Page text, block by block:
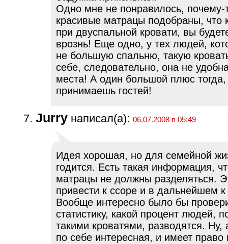
Одно мне не понравилось, почему-
красивые матрацы подобраны, что
при двуспальной кровати, вы
врознь! Еще одно, у тех людей,
не большую спальню, такую
себе, следовательно, она не
места! А один большой плюс тогда,
принимаешь гостей!
Jurry написал(а): 06.07.2008 в 05:49
Идея хорошая, но для семейной
годится. Есть такая информация,
матрацы не должны разделяться.
привести к ссоре и в дальнейшем к
Вообще интересно было бы
статистику, какой процент людей,
такими кроватями, разводятся. Ну,
по себе интересная, и имеет право